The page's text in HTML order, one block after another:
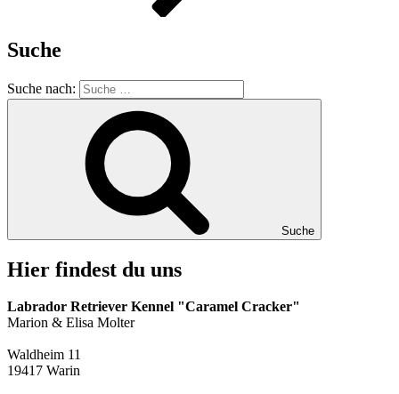
Suche
Suche nach:
Suche
Hier findest du uns
Labrador Retriever Kennel "Caramel Cracker"
Marion & Elisa Molter
Waldheim 11
19417 Warin